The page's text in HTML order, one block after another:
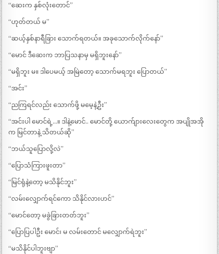
“ဆေးက နှစ်လုံးတောင်”
“ဟုတ်တယ် မ”
“ဆယ့်နှစ်နာရီခြား သောက်ရတယ်။ အခုသောက်လိုက်နော်”
“မောင် ဒီဆေးက ဘာပြသနာမှ မရှိဘူးနော်”
“မရှိဘူး မ။ ဒါပေမယ့် အမြဲတော့ သောက်မရဘူး ပြောတယ်”
“အင်း”
“ညကြရင်လည်း သောက်ဖို့ မမေ့နဲ့ဦး”
“အင်းပါ မောင်ရဲ့…။ ဒါနဲ့မောင်.. မောင်တို့ ယောက်ျားလေးတွေက အပျိုအအို
က မြင်တာနဲ့ သိတယ်ဆို”
“ဘယ်သူပြောလို့လဲ”
“ပြောသံကြားဖူးတာ”
“မြင်ရုံနဲ့တော့ မသိနိုင်ဘူး”
“လမ်းလျှောက်ရင်ကော သိနိုင်လားဟင်”
“မောင်တော့ မခွဲခြားတတ်ဘူး”
“ပြောပြပါဦး မောင်၊ မ လမ်းတောင် မလျှောက်ရဲဘူး”
“မသိနိုင်ပါဘူးဗျာ”